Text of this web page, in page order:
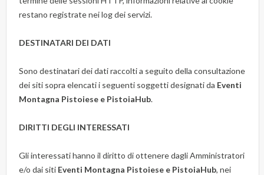
restano registrate nei log dei servizi.
DESTINATARI DEI DATI
Sono destinatari dei dati raccolti a seguito della consultazione
dei siti sopra elencati i seguenti soggetti designati da Eventi
Montagna Pistoiese e PistoiaHub.
DIRITTI DEGLI INTERESSATI
Gli interessati hanno il diritto di ottenere dagli Amministratori
e/o dai siti Eventi Montagna Pistoiese e PistoiaHub, nei